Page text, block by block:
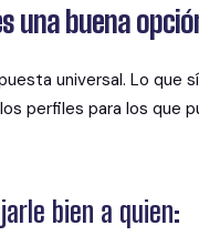
una buena
universal. Lo que
perfiles para los que
bien a quien: